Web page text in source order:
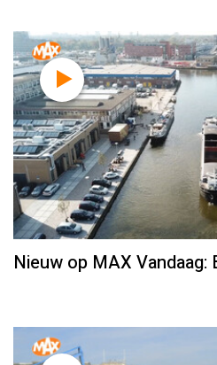
Nieuw op MAX Vandaag: